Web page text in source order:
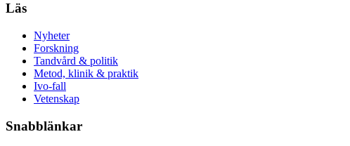
Läs
Nyheter
Forskning
Tandvård & politik
Metod, klinik & praktik
Ivo-fall
Vetenskap
Snabblänkar